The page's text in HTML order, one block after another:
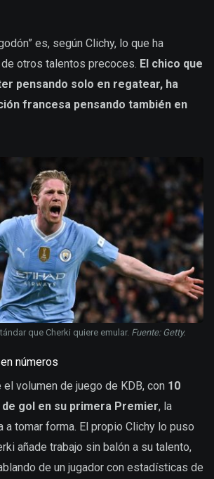
es, según Clichy, lo que ha
otros talentos precoces. El chico que
pensando solo en regatear, ha
francesa pensando también en
que Cherki quiere emular. Fuente: Getty.
números
volumen de juego de KDB, con 10
gol en su primera Premier, la
a tomar forma. El propio Clichy lo puso
añade trabajo sin balón a su talento,
de un jugador con estadísticas de